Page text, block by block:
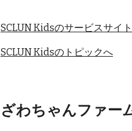
SCLUN Kidsのサービスサイ
SCLUN Kidsのトピックへ
ざわちゃんファー